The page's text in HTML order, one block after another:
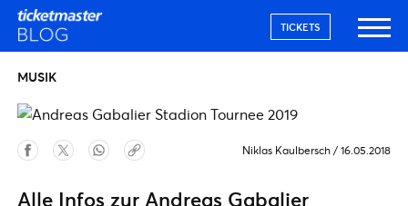
TICKETS
MUSIK
Niklas Kaulbersch / 16.05.2018
Alle Infos zur Andreas Gabalier